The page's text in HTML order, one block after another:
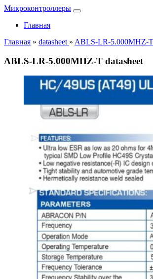
Микроконтроллеры
Главная
Главная » datasheet » ABLS-LR-5.000MHZ-T
ABLS-LR-5.000MHZ-T datasheet